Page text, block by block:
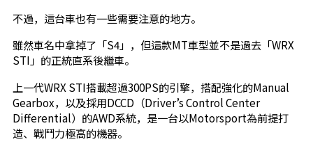
不過，這台車也有一些需要注意的地方。
雖然車名中拿掉了「S4」，但這款MT車型並不是過去「WRX
STI」的正統直系後繼車。
上一代WRX STI搭載超過300PS的引擎，搭配強化的Manual
Gearbox，以及採用DCCD（Driver’s Control Center
Differential）的AWD系統，是一台以Motorsport為前提打
造、戰鬥力極高的機器。